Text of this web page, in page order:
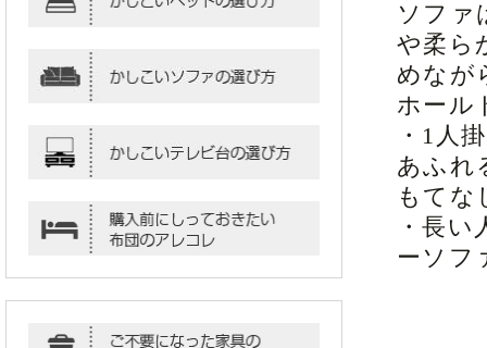
ソファ
や柔ら
めなが
ホール
・1人
あふれ
もてな
・長
ーソフ